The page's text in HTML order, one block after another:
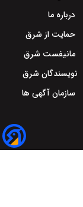
درباره ما
حمایت از شرق
مانیفست شرق
نویسندگان شرق
سازمان آگهی ها